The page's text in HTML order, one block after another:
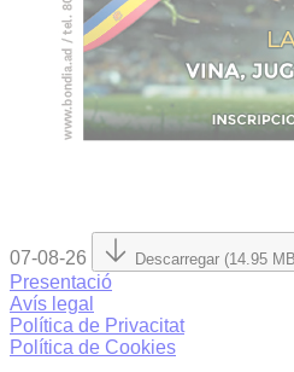
07-08-26 Descarregar (14.95
Presentació
Avís legal
Política de Privacitat
Política de Cookies